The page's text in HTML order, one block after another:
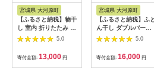
宮城県 大河原町
【ふるさと納税】物干
し 室内 折りたたみ 洗
濯物干し 物干しスタ
ンド OTM-150R ブラ
ック アイリスオーヤ
マ おしゃれ コンパク
ト スリム 部屋干し 洗
5.0
寄付金額: 13,000 円
宮城県 大河原町
【ふるさと納税】ふ
ん干し ダブルバー付
き CSPX-230S グレ
ー 洗濯用品 ランド
リー ラック 物干し ア
イリスオーヤマ
5.0
寄付金額: 16,000 円